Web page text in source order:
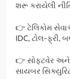
શરૂ કરાયેલી
👉 ટેલિકોમ
IDC, ટોલ-ફ્રી,
👉 સોફ્ટવેર અને
સાયબર